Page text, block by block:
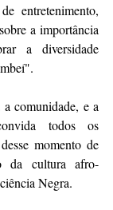
entretenimento,
a importância
a diversidade
comunidade, e a
todos os
momento de
da cultura afro-
Negra.